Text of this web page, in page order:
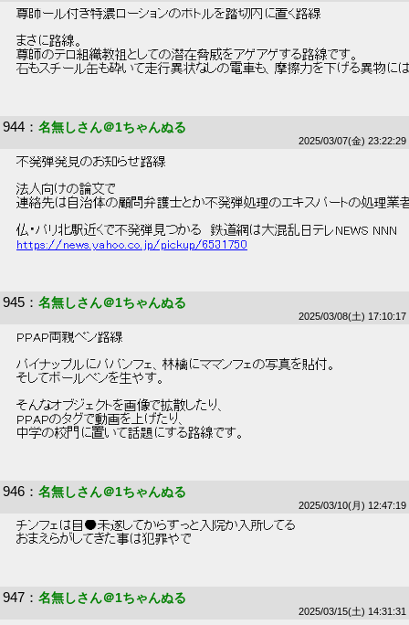
尊師ール付き特濃ローションのボトルを踏切内に置く路線
まさに路線。
尊師のテロ組織教祖としての潜在脅威をアゲアゲする路線です。
石もスチール缶も砕いて走行異状なしの電車も、摩擦力を下げる異物に
944 ： 名無しさん＠1ちゃんぬる
2025/03/07(金) 23:22:29
不発弾発見のお知らせ路線
法人向けの論文で
連絡先は自治体の顧問弁護士とか不発弾処理のエキスパートの処理業
仏・パリ北駅近くで不発弾見つかる　鉄道網は大混乱日テレNEWS NNN
https://news.yahoo.co.jp/pickup/6531750
945 ： 名無しさん＠1ちゃんぬる
2025/03/08(土) 17:10:17
PPAP両親ペン路線
パイナップルにパパンフェ、林檎にママンフェの写真を貼付。
そしてボールペンを生やす。
そんなオブジェクトを画像で拡散したり、
PPAPのタグで動画を上げたり、
中学の校門に置いて話題にする路線です。
946 ： 名無しさん＠1ちゃんぬる
2025/03/10(月) 12:47:19
チンフェは自●未遂してからずっと入院か入所してる
おまえらがしてきた事は犯罪やで
947 ： 名無しさん＠1ちゃんぬる
2025/03/15(土) 14:31:31